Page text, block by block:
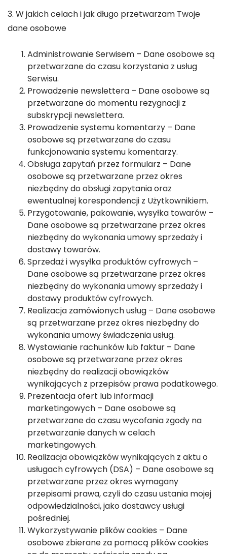
3. W jakich celach i jak długo przetwarzam Twoje
dane osobowe
Administrowanie Serwisem – Dane osobowe są
przetwarzane do czasu korzystania z usług
Serwisu.
Prowadzenie newslettera – Dane osobowe są
przetwarzane do momentu rezygnacji z
subskrypcji newslettera.
Prowadzenie systemu komentarzy – Dane
osobowe są przetwarzane do czasu
funkcjonowania systemu komentarzy.
Obsługa zapytań przez formularz – Dane
osobowe są przetwarzane przez okres
niezbędny do obsługi zapytania oraz
ewentualnej korespondencji z Użytkownikiem.
Przygotowanie, pakowanie, wysyłka towarów –
Dane osobowe są przetwarzane przez okres
niezbędny do wykonania umowy sprzedaży i
dostawy towarów.
Sprzedaż i wysyłka produktów cyfrowych –
Dane osobowe są przetwarzane przez okres
niezbędny do wykonania umowy sprzedaży i
dostawy produktów cyfrowych.
Realizacja zamówionych usług – Dane osobowe
są przetwarzane przez okres niezbędny do
wykonania umowy świadczenia usług.
Wystawianie rachunków lub faktur – Dane
osobowe są przetwarzane przez okres
niezbędny do realizacji obowiązków
wynikających z przepisów prawa podatkowego.
Prezentacja ofert lub informacji
marketingowych – Dane osobowe są
przetwarzane do czasu wycofania zgody na
przetwarzanie danych w celach
marketingowych.
Realizacja obowiązków wynikających z aktu o
usługach cyfrowych (DSA) – Dane osobowe są
przetwarzane przez okres wymagany
przepisami prawa, czyli do czasu ustania mojej
odpowiedzialności, jako dostawcy usługi
pośredniej.
Wykorzystywanie plików cookies – Dane
osobowe zbierane za pomocą plików cookies